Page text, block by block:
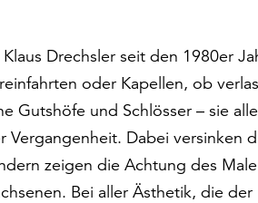
Drechsler seit den 1980er
oder Kapellen, ob
Gutshöfe und Schlösser – sie
Dabei versinken
zeigen die Achtung des
Bei aller Ästhetik, die